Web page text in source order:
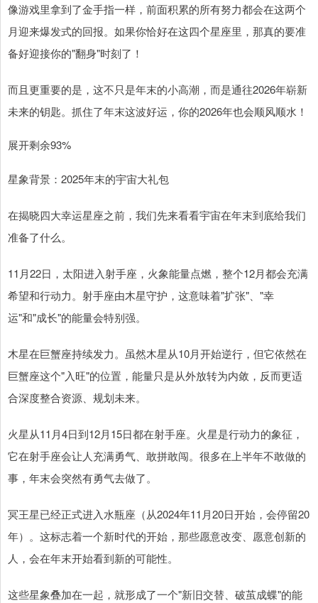
像游戏里拿到了金手指一样，前面积累的所有努力都会在这两个
月迎来爆发式的回报。如果你恰好在这四个星座里，那真的要准
备好迎接你的"翻身"时刻了！
而且更重要的是，这不只是年末的小高潮，而是通往2026年崭新
未来的钥匙。抓住了年末这波好运，你的2026年也会顺风顺水！
展开剩余93%
星象背景：2025年末的宇宙大礼包
在揭晓四大幸运星座之前，我们先来看看宇宙在年末到底给我们
准备了什么。
11月22日，太阳进入射手座，火象能量点燃，整个12月都会充满
希望和行动力。射手座由木星守护，这意味着"扩张"、"幸
运"和"成长"的能量会特别强。
木星在巨蟹座持续发力。虽然木星从10月开始逆行，但它依然在
巨蟹座这个"入旺"的位置，能量只是从外放转为内敛，反而更适
合深度整合资源、规划未来。
火星从11月4日到12月15日都在射手座。火星是行动力的象征，
它在射手座会让人充满勇气、敢拼敢闯。很多在上半年不敢做的
事，年末会突然有勇气去做了。
冥王星已经正式进入水瓶座（从2024年11月20日开始，会停留20
年）。这标志着一个新时代的开始，那些愿意改变、愿意创新的
人，会在年末开始看到新的可能性。
这些星象叠加在一起，就形成了一个"新旧交替、破茧成蝶"的能